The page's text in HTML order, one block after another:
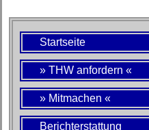
Startseite
» THW anfordern «
» Mitmachen «
Berichterstattung